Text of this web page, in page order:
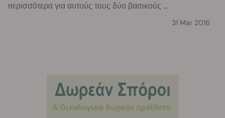
περισσότερα για αυτούς τους δύο βασικούς ...
31 Mar 2016